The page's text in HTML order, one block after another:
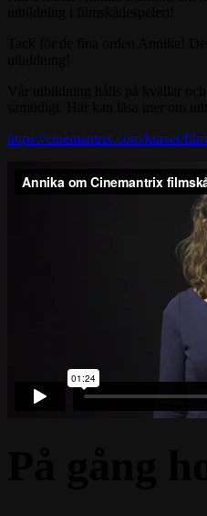
https://cinemantrix.com/kurser/